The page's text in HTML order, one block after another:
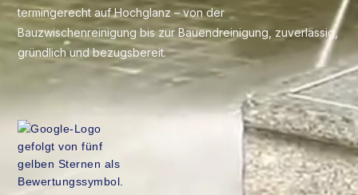
termingerecht auf Hochglanz – von der
Bauzwischenreinigung bis zur Bauendreinigung, zuverlässig,
gründlich und bezugsbereit.